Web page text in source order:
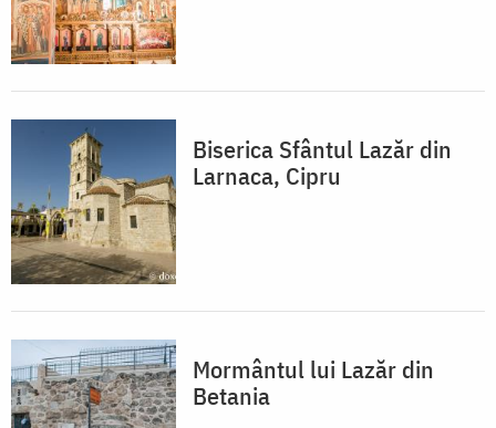
Biserica Sfântul Lazăr din
Larnaca, Cipru
Mormântul lui Lazăr din
Betania